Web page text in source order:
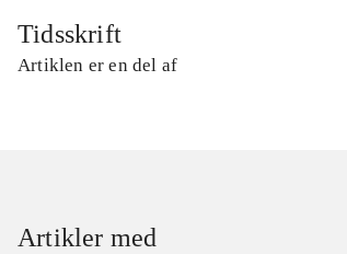
Tidsskrift
Artiklen er en del af
Artikler med